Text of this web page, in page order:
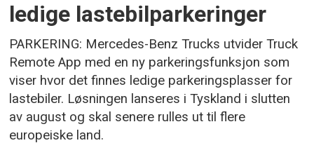
ledige lastebilparkeringer
PARKERING: Mercedes-Benz Trucks utvider Truck
Remote App med en ny parkeringsfunksjon som
viser hvor det finnes ledige parkeringsplasser for
lastebiler. Løsningen lanseres i Tyskland i slutten
av august og skal senere rulles ut til flere
europeiske land.